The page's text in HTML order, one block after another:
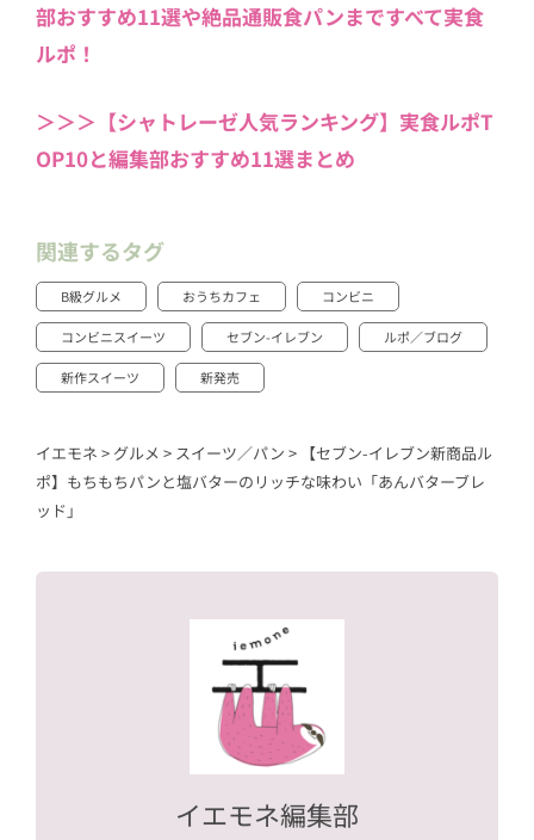
部おすすめ11選や絶品通販食パンまですべて実食
ルポ！
＞＞＞【シャトレーゼ人気ランキング】実食ルポT
OP10と編集部おすすめ11選まとめ
関連するタグ
B級グルメ おうちカフェ コンビニ
コンビニスイーツ セブン-イレブン ルポ／ブログ
新作スイーツ 新発売
イエモネ > グルメ > スイーツ／パン > 【セブン-イレブン新商品ル
ポ】もちもちパンと塩バターのリッチな味わい「あんバターブレ
ッド」
イエモネ編集部